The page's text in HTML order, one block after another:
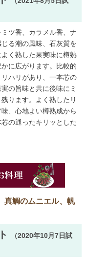
ツ香、カラメル香、ナ
る潮の風味、石灰質を
く熟した果実味に樽熟
に広がります。比較的
ハリがあり、一本芯の
の旨味と共に後味にミ
ります。よく熟したリ
、心地よい樽熟成から
の通ったキリッとした
真鯛のムニエル、帆
（2020年10月7日試